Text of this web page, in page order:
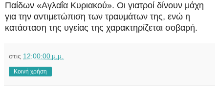
Παίδων «Αγλαΐα Κυριακού». Οι γιατροί δίνουν μάχη
για την αντιμετώπιση των τραυμάτων της, ενώ η
κατάσταση της υγείας της χαρακτηρίζεται σοβαρή.
στις 12:00:00 μ.μ.
Κοινή χρήση